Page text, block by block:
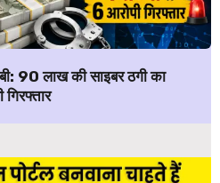
₹90 लाख की साइबर ठगी का